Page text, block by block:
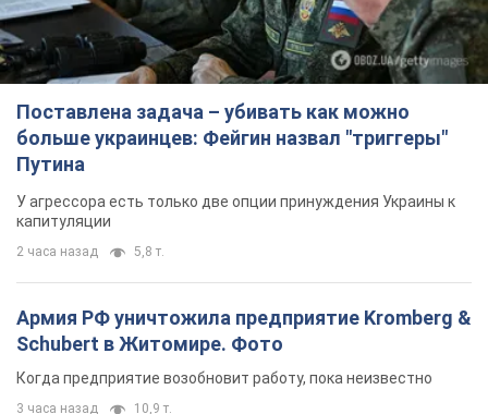
Армия РФ уничтожила предприятие Kromberg &
Schubert в Житомире. Фото
10,9 т.
Киево-Печерскую лавру закроют 80-метровым
"монстром"? Почему киевские власти
отказались остановить строительство
6 часов назад